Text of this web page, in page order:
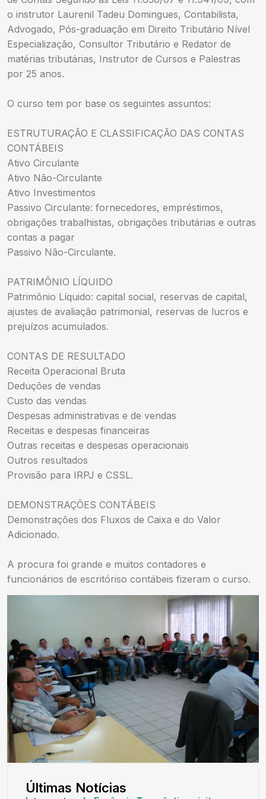
o instrutor Laurenil Tadeu Domingues, Contabilista,
Advogado, Pós-graduação em Direito Tributário Nível
Especialização, Consultor Tributário e Redator de
matérias tributárias, Instrutor de Cursos e Palestras
por 25 anos.
O curso tem por base os seguintes assuntos:
ESTRUTURAÇÃO E CLASSIFICAÇÃO DAS CONTAS
CONTÁBEIS
Ativo Circulante
Ativo Não-Circulante
Ativo Investimentos
Passivo Circulante: fornecedores, empréstimos,
obrigações trabalhistas, obrigações tributárias e outras
contas a pagar
Passivo Não-Circulante.
PATRIMÔNIO LÍQUIDO
Patrimônio Líquido: capital social, reservas de capital,
ajustes de avaliação patrimonial, reservas de lucros e
prejuízos acumulados.
CONTAS DE RESULTADO
Receita Operacional Bruta
Deduções de vendas
Custo das vendas
Despesas administrativas e de vendas
Receitas e despesas financeiras
Outras receitas e despesas operacionais
Outros resultados
Provisão para IRPJ e CSSL.
DEMONSTRAÇÕES CONTÁBEIS
Demonstrações dos Fluxos de Caixa e do Valor
Adicionado.
A procura foi grande e muitos contadores e
funcionários de escritóriso contábeis fizeram o curso.
Últimas Notícias